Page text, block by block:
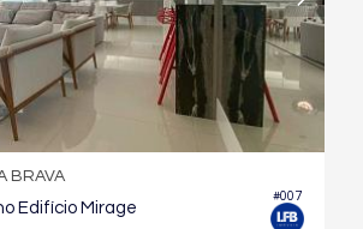
#007
BRAVA
Edifício Mirage